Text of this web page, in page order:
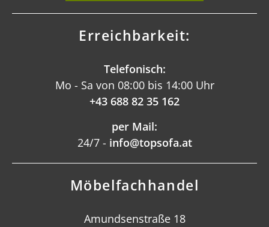
Erreichbarkeit:
Telefonisch:
Mo - Sa von 08:00 bis 14:00 Uhr
+43 688 82 35 162
per Mail:
24/7 - info@topsofa.at
Möbelfachhandel
Amundsenstraße 18